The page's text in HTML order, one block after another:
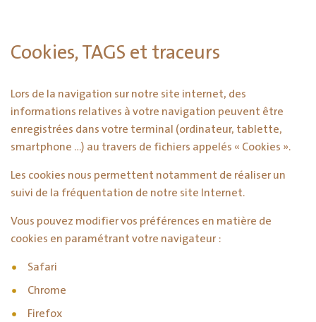
Cookies, TAGS et traceurs
Lors de la navigation sur notre site internet, des
informations relatives à votre navigation peuvent être
enregistrées dans votre terminal (ordinateur, tablette,
smartphone …) au travers de fichiers appelés « Cookies ».
Les cookies nous permettent notamment de réaliser un
suivi de la fréquentation de notre site Internet.
Vous pouvez modifier vos préférences en matière de
cookies en paramétrant votre navigateur :
Safari
Chrome
Firefox